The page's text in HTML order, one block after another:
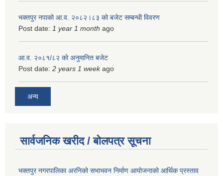
भक्तपुर नपाको आ.व. २०८२।८३ को बजेट सम्बन्धी विवरण
Post date: 1 year 1 month ago
आ.व. २०८१/८२ को अनुमानित बजेट
Post date: 2 years 1 weekago
अन्य
सार्वजनिक खरीद / बोलपत्र सूचना
भक्तपुर नगरपालिका अरनिको सभाभवन निर्माण आयोजनाको आर्थिक प्रस्ताव